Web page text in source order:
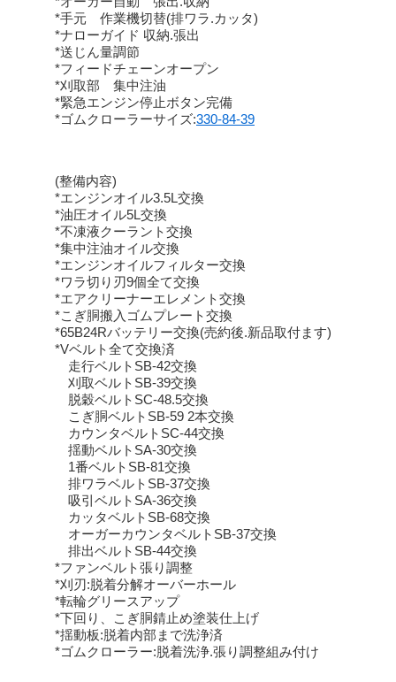
*手元 作業機切替(排ワラ.カッタ)
*ナローガイド 収納.張出
*送じん量調節
*フィードチェーンオープン
*刈取部 集中注油
*緊急エンジン停止ボタン完備
*ゴムクローラーサイズ:330-84-39
(整備内容)
*エンジンオイル3.5L交換
*油圧オイル5L交換
*不凍液クーラント交換
*集中注油オイル交換
*エンジンオイルフィルター交換
*ワラ切り刃9個全て交換
*エアクリーナーエレメント交換
*こぎ胴搬入ゴムプレート交換
*65B24Rバッテリー交換(売約後.新品取付ます)
*Vベルト全て交換済
走行ベルトSB-42交換
刈取ベルトSB-39交換
脱穀ベルトSC-48.5交換
こぎ胴ベルトSB-59 2本交換
カウンタベルトSC-44交換
揺動ベルトSA-30交換
1番ベルトSB-81交換
排ワラベルトSB-37交換
吸引ベルトSA-36交換
カッタベルトSB-68交換
オーガーカウンタベルトSB-37交換
排出ベルトSB-44交換
*ファンベルト張り調整
*刈刃:脱着分解オーバーホール
*転輪グリースアップ
*下回り、こぎ胴錆止め塗装仕上げ
*揺動板:脱着内部まで洗浄済
*ゴムクローラー:脱着洗浄.張り調整組み付け